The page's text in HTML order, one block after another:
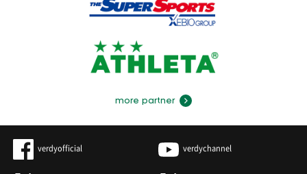
more partner
verdyofficial verdychannel